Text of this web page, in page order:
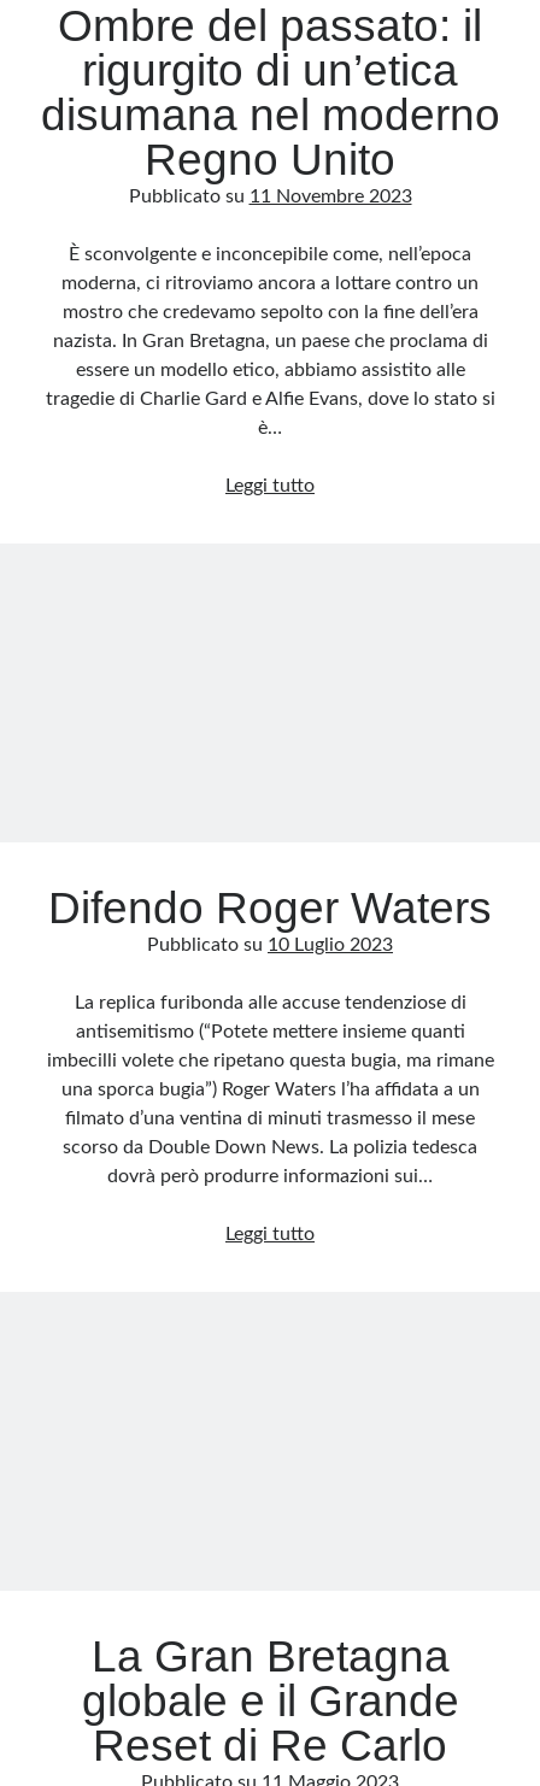
Ombre del passato: il
rigurgito di un’etica
disumana nel moderno
Regno Unito
Pubblicato su 11 Novembre 2023
È sconvolgente e inconcepibile come, nell’epoca
moderna, ci ritroviamo ancora a lottare contro un
mostro che credevamo sepolto con la fine dell’era
nazista. In Gran Bretagna, un paese che proclama di
essere un modello etico, abbiamo assistito alle
tragedie di Charlie Gard e Alfie Evans, dove lo stato si
è…
Leggi tuttoOmbre
Difendo Roger Waters
Pubblicato su 10 Luglio 2023
La replica furibonda alle accuse tendenziose di
antisemitismo (“Potete mettere insieme quanti
imbecilli volete che ripetano questa bugia, ma rimane
una sporca bugia”) Roger Waters l’ha affidata a un
filmato d’una ventina di minuti trasmesso il mese
scorso da Double Down News. La polizia tedesca
dovrà però produrre informazioni sui…
Leggi tuttoDifendo
La Gran Bretagna
globale e il Grande
Reset di Re Carlo